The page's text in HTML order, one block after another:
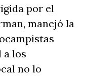
por el
manejó la
a los
no lo